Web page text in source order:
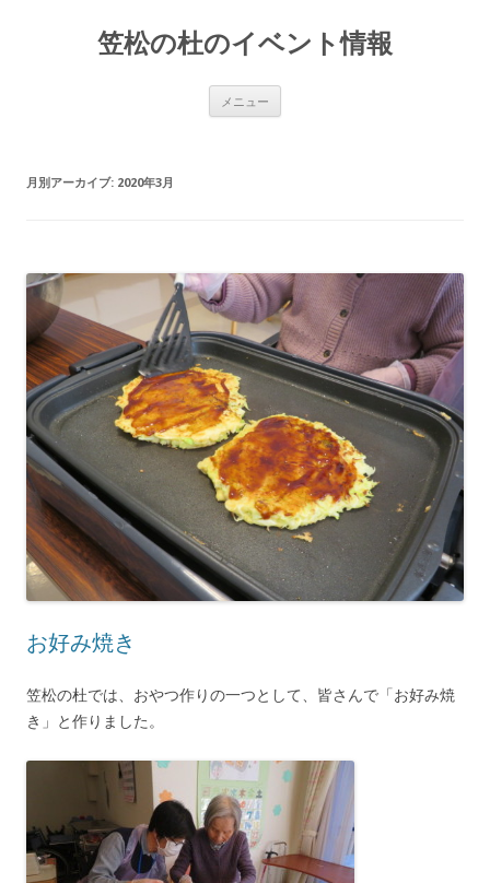
笠松の杜のイベント情報
メニュー
月別アーカイブ: 2020年3月
お好み焼き
笠松の杜では、おやつ作りの一つとして、皆さんで「お好み焼
き」と作りました。